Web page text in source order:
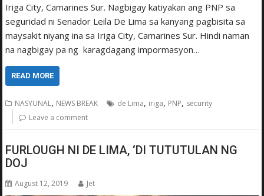
Iriga City, Camarines Sur. Nagbigay katiyakan ang PNP sa
seguridad ni Senador Leila De Lima sa kanyang pagbisita sa
maysakit niyang ina sa Iriga City, Camarines Sur. Hindi naman
na nagbigay pa ng karagdagang impormasyon…
READ MORE
NASYUNAL, NEWS BREAK de Lima, iriga, PNP, security
Leave a comment
FURLOUGH NI DE LIMA, ‘DI TUTUTULAN NG
DOJ
August 12, 2019 Jet